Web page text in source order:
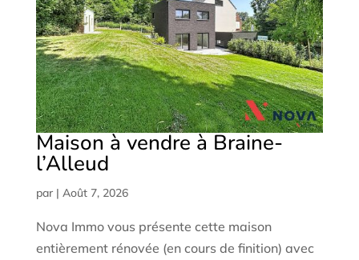
Maison à vendre à Braine-
l’Alleud
par | Août 7, 2026
Nova Immo vous présente cette maison
entièrement rénovée (en cours de finition) avec